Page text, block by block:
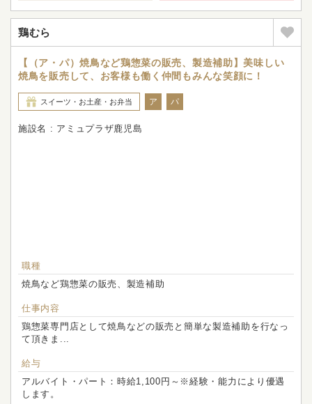
鶏むら
【（ア・パ）焼鳥など鶏惣菜の販売、製造補助】美味しい
焼鳥を販売して、お客様も働く仲間もみんな笑顔に！
スイーツ・お土産・お弁当 ア パ
施設名 : アミュプラザ鹿児島
職種
焼鳥など鶏惣菜の販売、製造補助
仕事内容
鶏惣菜専門店として焼鳥などの販売と簡単な製造補助を行なっ
て頂きま...
給与
アルバイト・パート：時給1,100円～※経験・能力により優遇
します。